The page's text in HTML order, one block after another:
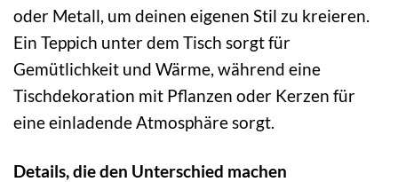
oder Metall, um deinen eigenen Stil zu kreieren.
Ein Teppich unter dem Tisch sorgt für
Gemütlichkeit und Wärme, während eine
Tischdekoration mit Pflanzen oder Kerzen für
eine einladende Atmosphäre sorgt.
Details, die den Unterschied machen